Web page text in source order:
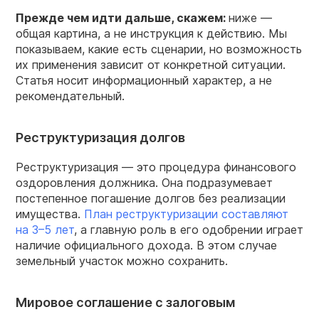
Прежде чем идти дальше, скажем: ниже —
общая картина, а не инструкция к действию. Мы
показываем, какие есть сценарии, но возможность
их применения зависит от конкретной ситуации.
Статья носит информационный характер, а не
рекомендательный.
Реструктуризация долгов
Реструктуризация — это процедура финансового
оздоровления должника. Она подразумевает
постепенное погашение долгов без реализации
имущества. План реструктуризации составляют
на 3–5 лет, а главную роль в его одобрении играет
наличие официального дохода. В этом случае
земельный участок можно сохранить.
Мировое соглашение с залоговым